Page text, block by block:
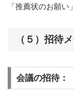
「推薦状のお願い」
（５）招待
会議の招待：